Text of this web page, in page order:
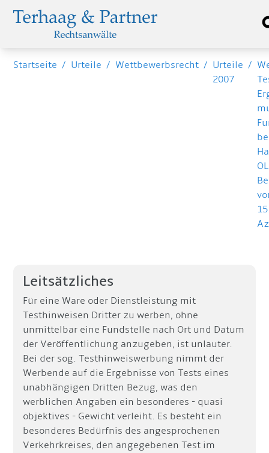
Startseite / Urteile / Wettbewerbsrecht / Urteile
2007
/
Leitsätzliches
Für eine Ware oder Dienstleistung mit
Testhinweisen Dritter zu werben, ohne
unmittelbar eine Fundstelle nach Ort und Datum
der Veröffentlichung anzugeben, ist unlauter.
Bei der sog. Testhinweiswerbung nimmt der
Werbende auf die Ergebnisse von Tests eines
unabhängigen Dritten Bezug, was den
werblichen Angaben ein besonderes - quasi
objektives - Gewicht verleiht. Es besteht ein
besonderes Bedürfnis des angesprochenen
Verkehrkreises, den angegebenen Test im